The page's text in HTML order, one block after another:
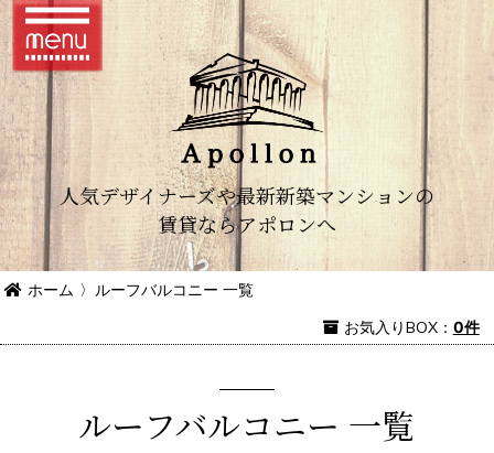
人気デザイナーズや最新新築マンションの
賃貸ならアポロンへ
ホーム 〉 ルーフバルコニー 一覧
お気入りBOX： 0件
ルーフバルコニー 一覧